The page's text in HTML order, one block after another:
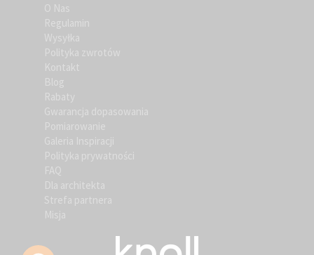
O Nas
Regulamin
Wysyłka
Polityka zwrotów
Kontakt
Blog
Rabaty
Gwarancja dopasowania
Pomiarowanie
Galeria Inspiracji
Polityka prywatności
FAQ
Dla architekta
Strefa partnera
Misja